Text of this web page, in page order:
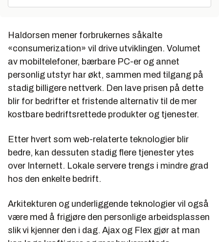
Haldorsen mener forbrukernes såkalte
«consumerization» vil drive utviklingen. Volumet
av mobiltelefoner, bærbare PC-er og annet
personlig utstyr har økt, sammen med tilgang på
stadig billigere nettverk. Den lave prisen på dette
blir for bedrifter et fristende alternativ til de mer
kostbare bedriftsrettede produkter og tjenester.
Etter hvert som web-relaterte teknologier blir
bedre, kan dessuten stadig flere tjenester ytes
over Internett. Lokale servere trengs i mindre grad
hos den enkelte bedrift.
Arkitekturen og underliggende teknologier vil også
være med å frigjøre den personlige arbeidsplassen
slik vi kjenner den i dag. Ajax og Flex gjør at man